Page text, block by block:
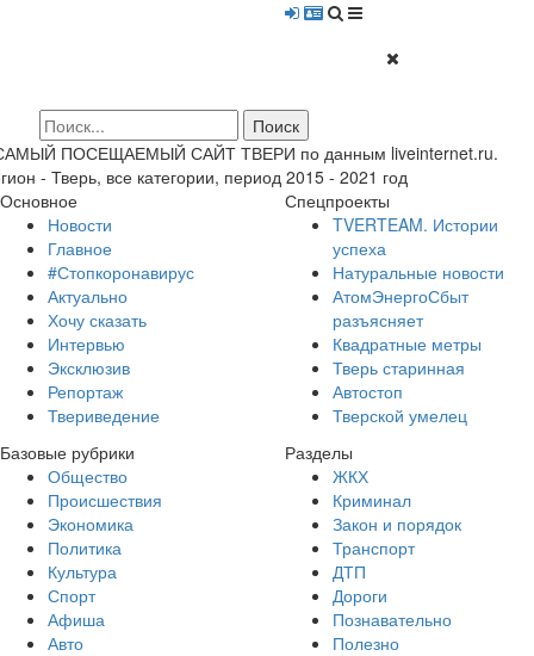
ПОСЕЩАЕМЫЙ САЙТ ТВЕРИ по данным liveinternet.ru.
- Тверь, все категории, период 2015 - 2021 год
Основное
Новости
Главное
#Стопкоронавирус
Актуально
Хочу сказать
Интервью
Эксклюзив
Репортаж
Твериведение
Спецпроекты
TVERTEAM. Истории
успеха
Натуральные новости
АтомЭнергоСбыт
разъясняет
Квадратные метры
Тверь старинная
Автостоп
Тверской умелец
Базовые рубрики
Общество
Происшествия
Экономика
Политика
Культура
Спорт
Афиша
Авто
Разделы
ЖКХ
Криминал
Закон и порядок
Транспорт
ДТП
Дороги
Познавательно
Полезно